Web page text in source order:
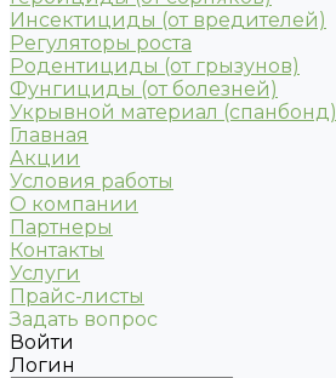
Инсектициды (от вредителей)
Регуляторы роста
Родентициды (от грызунов)
Фунгициды (от болезней)
Укрывной материал (спанбонд)
Главная
Акции
Условия работы
О компании
Партнеры
Контакты
Услуги
Прайс-листы
Задать вопрос
Войти
Логин